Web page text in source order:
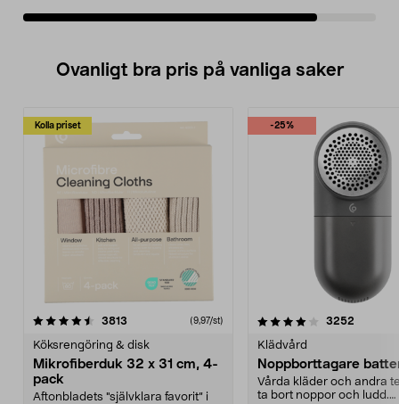
Ovanligt bra pris på vanliga saker
Kolla priset
3813 (9,97/st)
Köksrengöring & disk
Mikrofiberduk 32 x 31 cm, 4-
pack
Aftonbladets "självklara favorit” i
-25%
4.0av 5 stjärnor 3252
Klädvård
Noppborttagare
Vårda kläder och andra
ta bort noppor och ludd.
4.5av 5 stjärnor